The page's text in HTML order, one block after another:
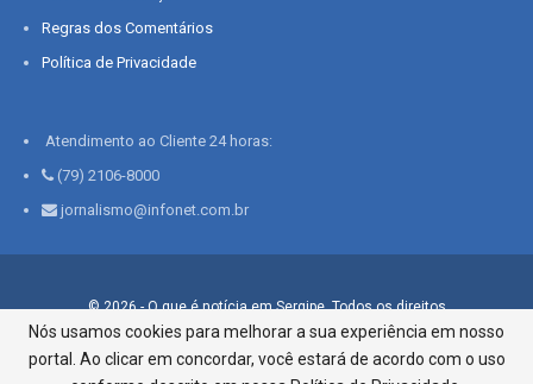
Regras dos Comentários
Política de Privacidade
Atendimento ao Cliente 24 horas:
(79) 2106-8000
jornalismo@infonet.com.br
© 2026 - O que é notícia em Sergipe. Todos os direitos
reservados.
Infonet - Rua Monsenhor Silveira 276, Bairro São José |
Nós usamos cookies para melhorar a sua experiência em nosso
portal. Ao clicar em concordar, você estará de acordo com o uso